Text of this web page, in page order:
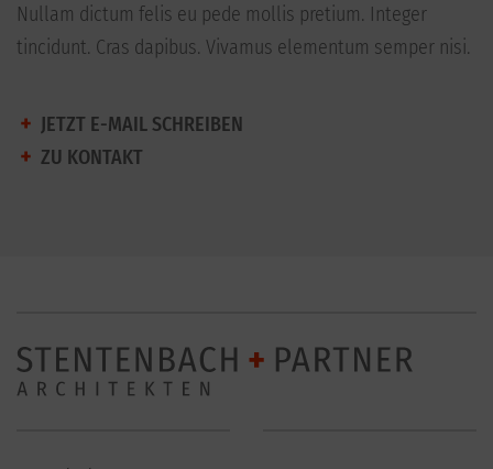
Nullam dictum felis eu pede mollis pretium. Integer
tincidunt. Cras dapibus. Vivamus elementum semper nisi.
JETZT E-MAIL SCHREIBEN
ZU KONTAKT